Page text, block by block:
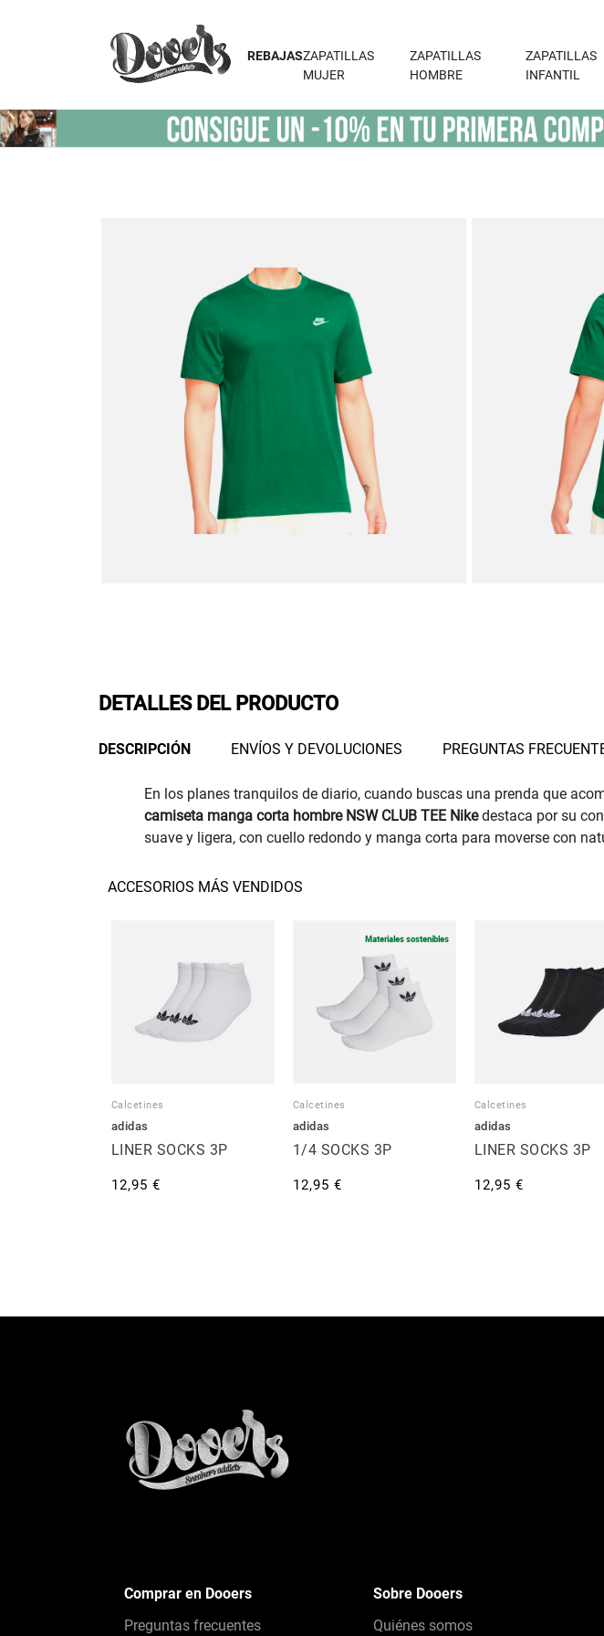
REBAJASZAPATILLAS
MUJER
ZAPATILLAS
HOMBRE
ZAPATILLAS
INFANTIL
DETALLES DEL PRODUCTO
DESCRIPCIÓN ENVÍOS Y DEVOLUCIONES PREGUNTAS
En los planes tranquilos de diario, cuando buscas una prenda que
camiseta manga corta hombre NSW CLUB TEE Nikedestaca por su
suave y ligera, con cuello redondo y manga corta para moverse con
ACCESORIOS MÁS VENDIDOS
Calcetines
adidas
LINER SOCKS 3P
12,95 €
Materiales sostenibles
Calcetines
adidas
1/4 SOCKS 3P
12,95 €
Calcetines
adidas
LINER SOCKS 3P
12,95 €
Comprar en Dooers
Preguntas frecuentes
Sobre Dooers
Quiénes somos